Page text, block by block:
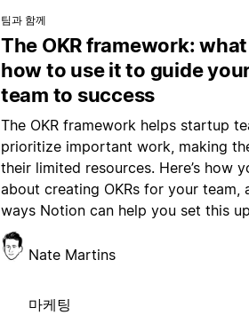
팀과 함께
The OKR framework:
how to use it to guide
team to success
The OKR framework helps startup
prioritize important work, making
their limited resources. Here’s how
about creating OKRs for your team,
ways Notion can help you set this
Nate Martins
마케팅